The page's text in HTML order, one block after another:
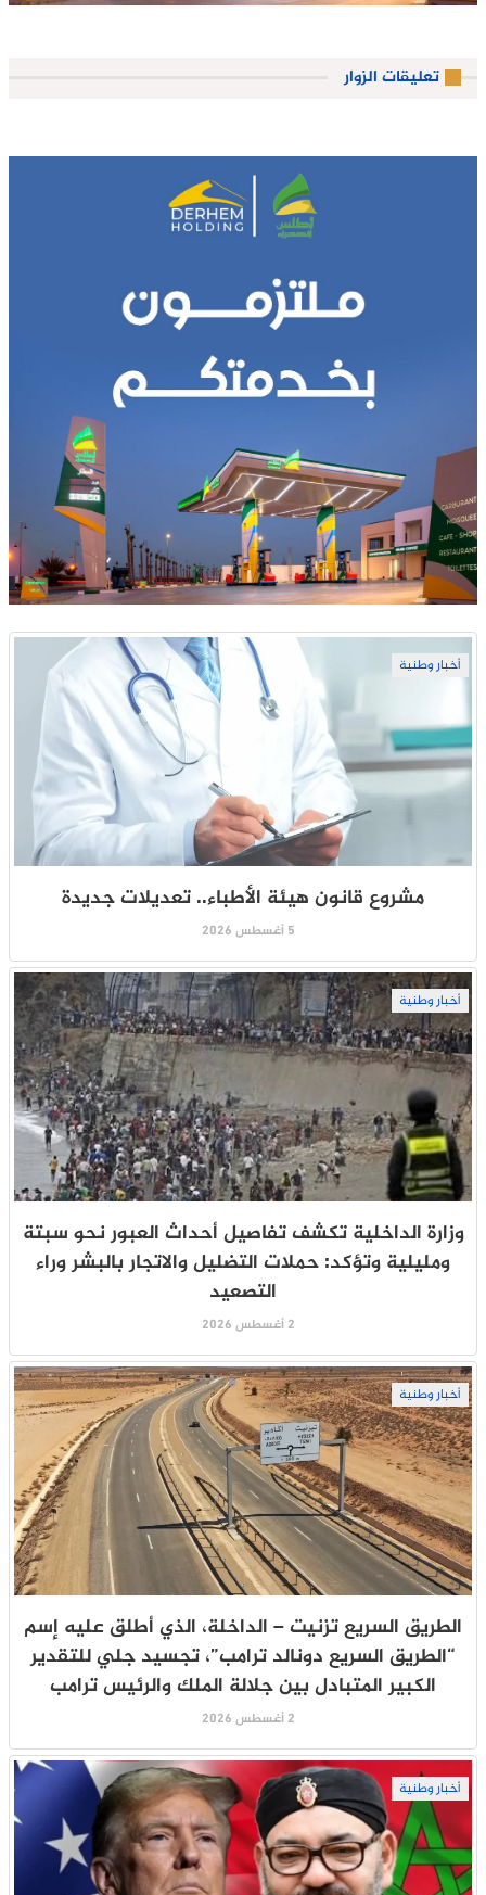
تعليقات الزوار
أخبار وطنية
مشروع قانون هيئة الأطباء.. تعديلات جديدة
5 أغسطس 2026
أخبار وطنية
وزارة الداخلية تكشف تفاصيل أحداث العبور نحو سبتة
ومليلية وتؤكد: حملات التضليل والاتجار بالبشر وراء
التصعيد
2 أغسطس 2026
أخبار وطنية
الطريق السريع تزنيت – الداخلة، الذي أطلق عليه إسم
“الطريق السريع دونالد ترامب”، تجسيد جلي للتقدير
الكبير المتبادل بين جلالة الملك والرئيس ترامب
2 أغسطس 2026
أخبار وطنية